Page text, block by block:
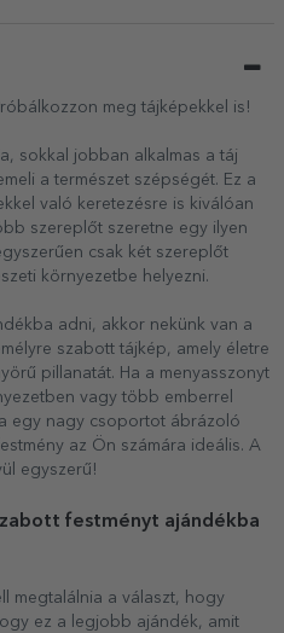
meg tájképekkel is!
sokkal jobban alkalmas a táj
a természet szépségét. Ez a
való keretezésre is kiválóan
szereplőt szeretne egy ilyen
csak két szereplőt
környezetbe helyezni.
adni, akkor nekünk van a
szabott tájkép, amely életre
pillanatát. Ha a menyasszonyt
vagy több emberrel
egy nagy csoportot ábrázoló
az Ön számára ideális. A
egyszerű!
festményt ajándékba
megtalálnia a választ, hogy
ez a legjobb ajándék, amit